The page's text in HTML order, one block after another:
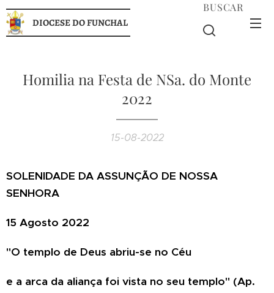
DIOCESE DO FUNCHAL
BUSCAR
Homilia na Festa de NSa. do Monte
2022
15-08-2022
SOLENIDADE DA ASSUNÇÃO DE NOSSA
SENHORA
15 Agosto 2022
"O templo de Deus abriu-se no Céu
e a arca da aliança foi vista no seu templo" (Ap.